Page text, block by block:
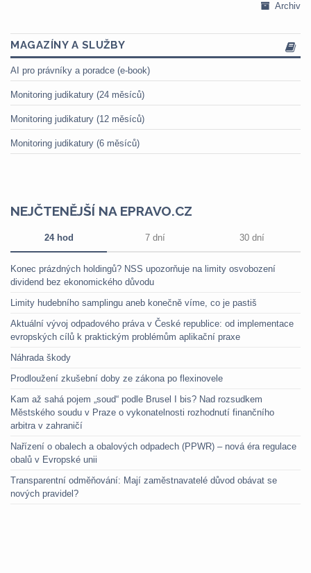
Archiv
MAGAZÍNY A SLUŽBY
AI pro právníky a poradce (e-book)
Monitoring judikatury (24 měsíců)
Monitoring judikatury (12 měsíců)
Monitoring judikatury (6 měsíců)
NEJČTENĚJŠÍ NA EPRAVO.CZ
24 hod 7 dní 30 dní
Konec prázdných holdingů? NSS upozorňuje na limity osvobození
dividend bez ekonomického důvodu
Limity hudebního samplingu aneb konečně víme, co je pastiš
Aktuální vývoj odpadového práva v České republice: od implementace
evropských cílů k praktickým problémům aplikační praxe
Náhrada škody
Prodloužení zkušební doby ze zákona po flexinovele
Kam až sahá pojem „soud“ podle Brusel I bis? Nad rozsudkem
Městského soudu v Praze o vykonatelnosti rozhodnutí finančního
arbitra v zahraničí
Nařízení o obalech a obalových odpadech (PPWR) – nová éra regulace
obalů v Evropské unii
Transparentní odměňování: Mají zaměstnavatelé důvod obávat se
nových pravidel?